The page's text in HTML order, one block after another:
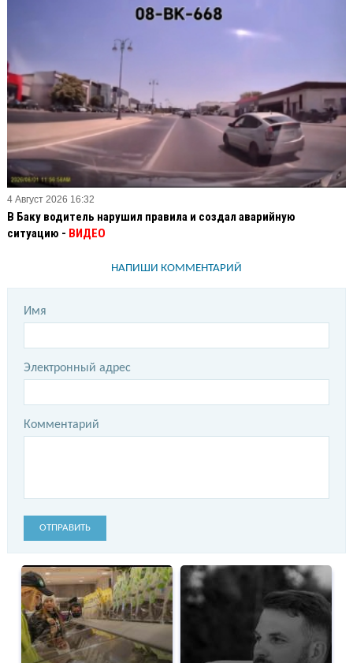
4 Август 2026 16:32
В Баку водитель нарушил правила и создал аварийную
ситуацию - ВИДЕО
НАПИШИ КОММЕНТАРИЙ
Имя
Электронный адрес
Комментарий
ОТПРАВИТЬ